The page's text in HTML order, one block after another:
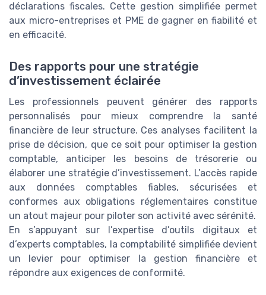
déclarations fiscales. Cette gestion simplifiée permet
aux micro-entreprises et PME de gagner en fiabilité et
en efficacité.
Des rapports pour une stratégie
d’investissement éclairée
Les professionnels peuvent générer des rapports
personnalisés pour mieux comprendre la santé
financière de leur structure. Ces analyses facilitent la
prise de décision, que ce soit pour optimiser la gestion
comptable, anticiper les besoins de trésorerie ou
élaborer une stratégie d’investissement. L’accès rapide
aux données comptables fiables, sécurisées et
conformes aux obligations réglementaires constitue
un atout majeur pour piloter son activité avec sérénité.
En s’appuyant sur l’expertise d’outils digitaux et
d’experts comptables, la comptabilité simplifiée devient
un levier pour optimiser la gestion financière et
répondre aux exigences de conformité.